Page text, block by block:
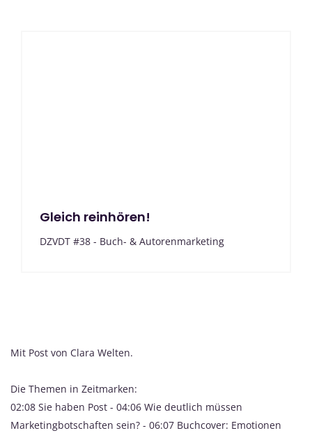
Gleich reinhören!
DZVDT #38 - Buch- & Autorenmarketing
Mit Post von Clara Welten.
Die Themen in Zeitmarken:
02:08 Sie haben Post - 04:06 Wie deutlich müssen
Marketingbotschaften sein? - 06:07 Buchcover: Emotionen